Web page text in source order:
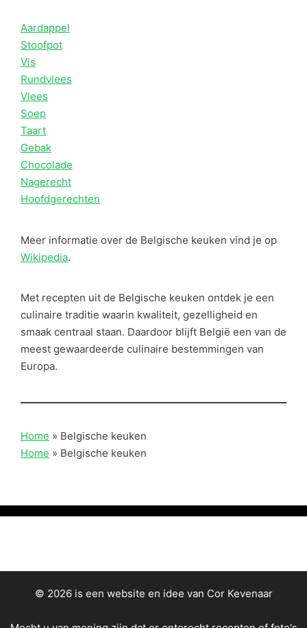
Aardappel
Stoofpot
Vis
Rundvlees
Vlees
Soep
Taart
Gebak
Chocolade
Nagerecht
Hoofdgerechten
Meer informatie over de Belgische keuken vind je op
Wikipedia.
Met recepten uit de Belgische keuken ontdek je een
culinaire traditie waarin kwaliteit, gezelligheid en
smaak centraal staan. Daardoor blijft België een van de
meest gewaardeerde culinaire bestemmingen van
Europa.
Home » Belgische keuken
Home » Belgische keuken
© 2026 is een website en idee van Cor Kevenaar